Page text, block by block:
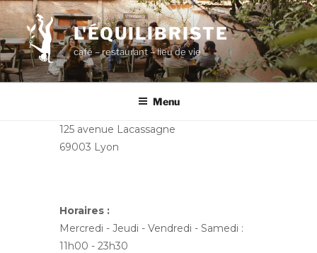
Aller
au
contenu
principal
L'ÉQUILIBRISTE
café – restaurant – lieu de vie
Menu
125 avenue Lacassagne
69003 Lyon
Horaires :
Mercredi - Jeudi - Vendredi - Samedi :
11h00 - 23h30